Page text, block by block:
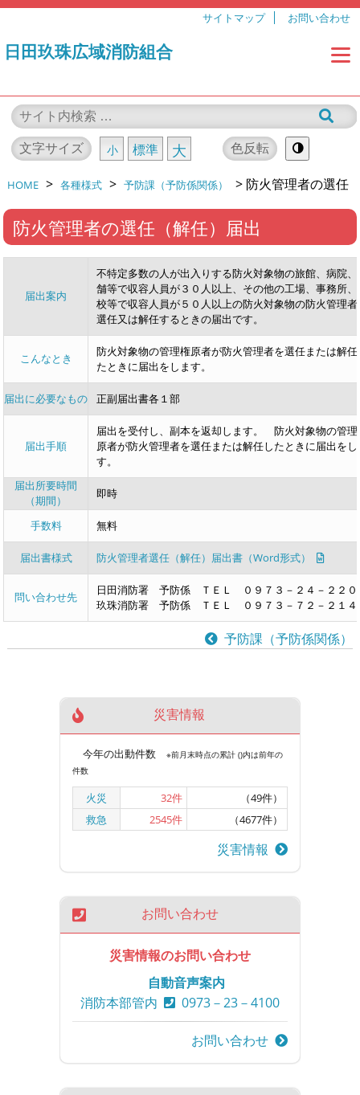
サイトマップ お問い合わせ
日田玖珠広域消防組合
文字サイズ 小 標準 大 色反転
HOME > 各種様式 > 予防課（予防係関係） > 防火管理者の選任
（解任）届出
防火管理者の選任（解任）届出
届出案内
不特定多数の人が出入りする防火対象物の旅館、病院
舗等で収容人員が３０人以上、その他の工場、事務所
校等で収容人員が５０人以上の防火対象物の防火管理
選任又は解任するときの届出です。
こんなとき
防火対象物の管理権原者が防火管理者を選任または解
たときに届出をします。
届出に必要なもの 正副届出書各１部
届出手順
届出を受付し、副本を返却します。 防火対象物の管
原者が防火管理者を選任または解任したときに届出を
す。
届出所要時間
（期間）
即時
手数料 無料
届出書様式 防火管理者選任（解任）届出書（Word形式）
問い合わせ先
日田消防署 予防係 ＴＥＬ ０９７３－２４－２２０
玖珠消防署 予防係 ＴＥＬ ０９７３－７２－２１４
予防課（予防係関係）
災害情報
今年の出動件数
※前月末時点の累計 ()内は前年の
件数
火災 32件
（49件）
救急
2545件 （4677件）
災害情報
お問い合わせ
災害情報のお問い合わせ
自動音声案内
消防本部管内
0973－23－4100
お問い合わせ